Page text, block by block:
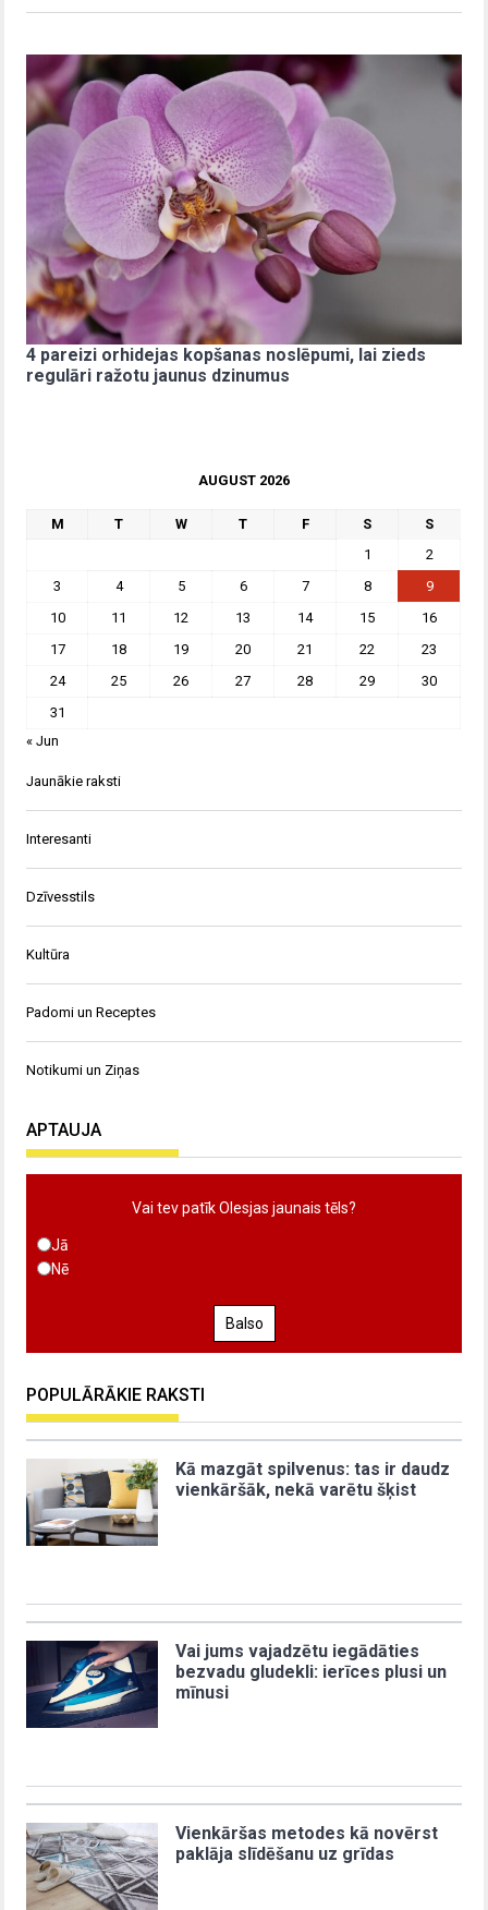
4 pareizi orhidejas kopšanas noslēpumi, lai zieds
regulāri ražotu jaunus dzinumus
AUGUST 2026
M T W T F S
S
1
2
3
4 5 6 7 8
9
10
11 12 13 14 15
16
17
18 19 20 21 22
23
24
25 26 27 28 29
30
31
« Jun
Jaunākie raksti
Interesanti
Dzīvesstils
Kultūra
Padomi un Receptes
Notikumi un Ziņas
APTAUJA
Vai tev patīk Olesjas jaunais tēls?
Jā
Nē
Balso
POPULĀRĀKIE RAKSTI
Kā mazgāt spilvenus: tas ir daudz
vienkāršāk, nekā varētu šķist
Vai jums vajadzētu iegādāties
bezvadu gludekli: ierīces plusi un
mīnusi
Vienkāršas metodes kā novērst
paklāja slīdēšanu uz grīdas